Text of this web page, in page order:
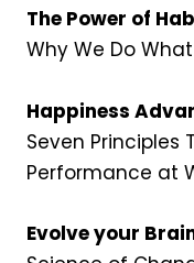
The Power of
Why We Do
Happiness
Seven Principles
Performance at
Evolve your